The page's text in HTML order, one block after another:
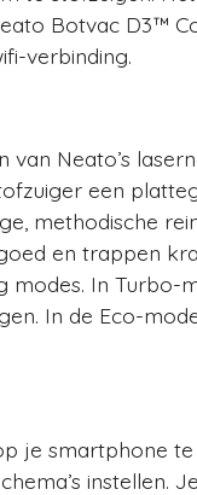
Botvac D3™
verbinding.
Neato’s
een
methodische
en trappen
In Turbo-
In de Eco-
je smartphone
instellen.